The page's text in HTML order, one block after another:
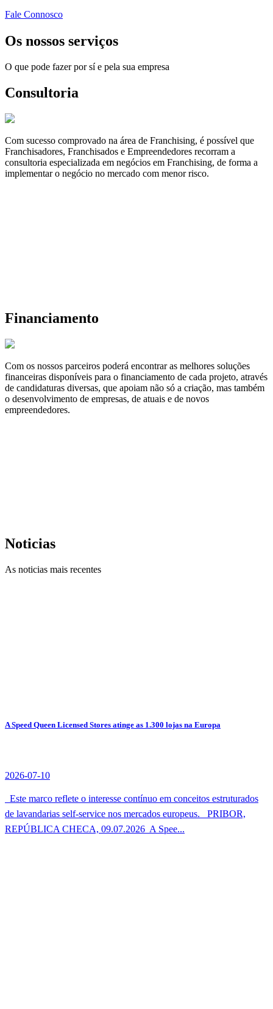
Fale Connosco
Os nossos serviços
O que pode fazer por sí e pela sua empresa
Consultoria
Com sucesso comprovado na área de Franchising, é possível que
Franchisadores, Franchisados e Empreendedores recorram a
consultoria especializada em negócios em Franchising, de forma a
implementar o negócio no mercado com menor risco.
Financiamento
Com os nossos parceiros poderá encontrar as melhores soluções
financeiras disponíveis para o financiamento de cada projeto, através
de candidaturas diversas, que apoiam não só a criação, mas também
o desenvolvimento de empresas, de atuais e de novos
empreendedores.
Noticias
As noticias mais recentes
A Speed Queen Licensed Stores atinge as 1.300 lojas na Europa
2026-07-10
Este marco reflete o interesse contínuo em conceitos estruturados
de lavandarias self-service nos mercados europeus. PRIBOR,
REPÚBLICA CHECA, 09.07.2026  A Spee...